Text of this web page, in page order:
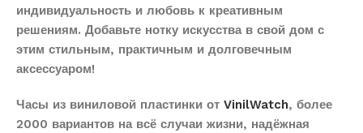
индивидуальность и любовь к креативным
решениям. Добавьте нотку искусства в свой дом с
этим стильным, практичным и долговечным
аксессуаром!
Часы из виниловой пластинки от VinilWatch, более
2000 вариантов на всё случаи жизни, надёжная